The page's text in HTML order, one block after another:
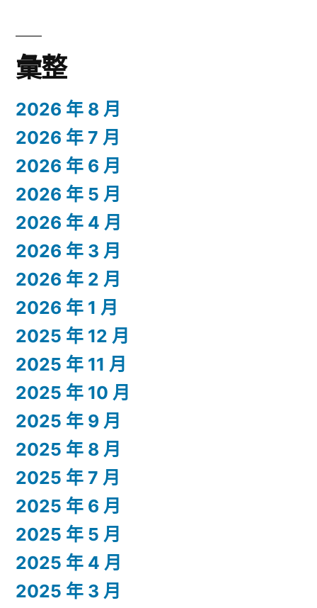
彙整
2026 年 8 月
2026 年 7 月
2026 年 6 月
2026 年 5 月
2026 年 4 月
2026 年 3 月
2026 年 2 月
2026 年 1 月
2025 年 12 月
2025 年 11 月
2025 年 10 月
2025 年 9 月
2025 年 8 月
2025 年 7 月
2025 年 6 月
2025 年 5 月
2025 年 4 月
2025 年 3 月